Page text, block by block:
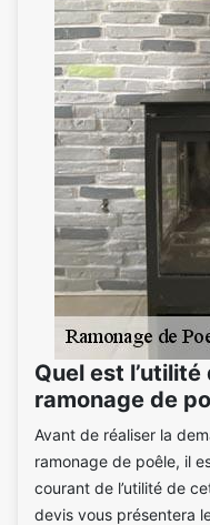
Quel est
ramonage de
Avant de réaliser la
ramonage de poêle, il
courant de l’utilité de
devis vous présentera